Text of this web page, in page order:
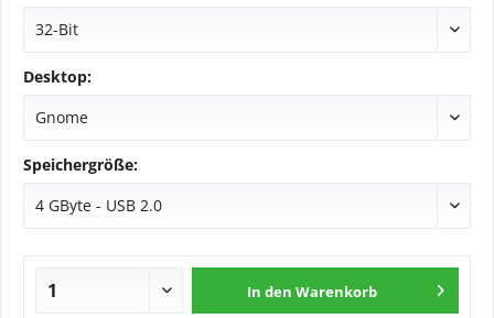
Desktop:
Speichergröße:
In den Warenkorb